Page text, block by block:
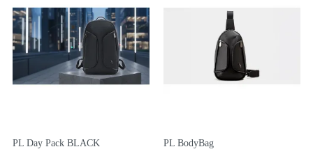
買い物かご
検索
PL Day Pack BLACK PL BodyBag